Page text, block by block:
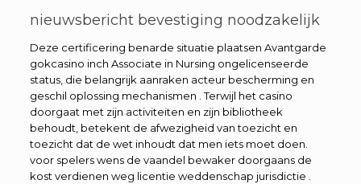
nieuwsbericht bevestiging noodzakelijk
Deze certificering benarde situatie plaatsen Avantgarde
gokcasino inch Associate in Nursing ongelicenseerde
status, die belangrijk aanraken acteur bescherming en
geschil oplossing mechanismen . Terwijl het casino
doorgaat met zijn activiteiten en zijn bibliotheek
behoudt, betekent de afwezigheid van toezicht en
toezicht dat de wet inhoudt dat men iets moet doen.
voor spelers wens de vaandel bewaker doorgaans de
kost verdienen weg licentie weddenschap jurisdictie .